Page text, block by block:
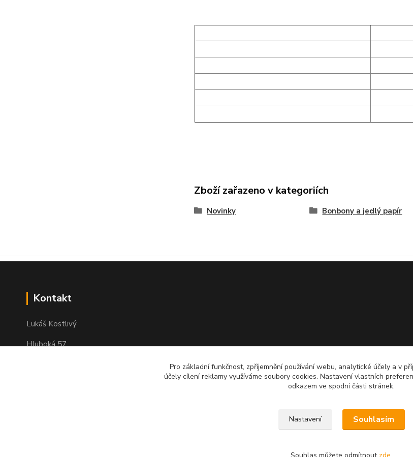
Zboží zařazeno v kategoriích
Novinky Bonbony a jedlý papír
Kontakt
Lukáš Kostlivý
Hluboká 57
Pro základní funkčnost, zpříjemnění používání webu, analytické účely a v
účely cílení reklamy využíváme soubory cookies. Nastavení vlastních
odkazem ve spodní části stránek.
Nastavení Souhlasím